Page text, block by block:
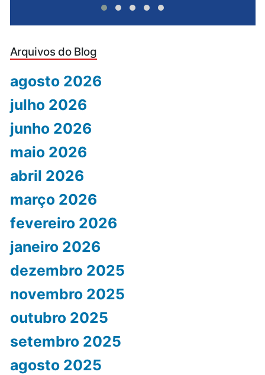
Arquivos do Blog
agosto 2026
julho 2026
junho 2026
maio 2026
abril 2026
março 2026
fevereiro 2026
janeiro 2026
dezembro 2025
novembro 2025
outubro 2025
setembro 2025
agosto 2025